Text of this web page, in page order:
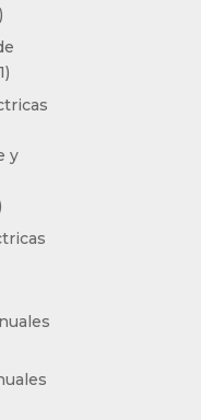
1
producto
11
productos
y
productos